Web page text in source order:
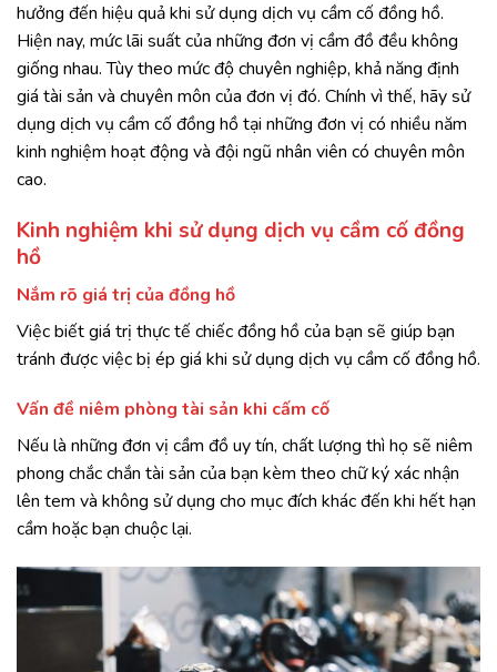
hưởng đến hiệu quả khi sử dụng dịch vụ cầm cố đồng hồ.
Hiện nay, mức lãi suất của những đơn vị cầm đồ đều không
giống nhau. Tùy theo mức độ chuyên nghiệp, khả năng định
giá tài sản và chuyên môn của đơn vị đó. Chính vì thế, hãy sử
dụng dịch vụ cầm cố đồng hồ tại những đơn vị có nhiều năm
kinh nghiệm hoạt động và đội ngũ nhân viên có chuyên môn
cao.
Kinh nghiệm khi sử dụng dịch vụ cầm cố đồng
hồ
Nắm rõ giá trị của đồng hồ
Việc biết giá trị thực tế chiếc đồng hồ của bạn sẽ giúp bạn
tránh được việc bị ép giá khi sử dụng dịch vụ cầm cố đồng hồ.
Vấn đề niêm phòng tài sản khi cấm cố
Nếu là những đơn vị cầm đồ uy tín, chất lượng thì họ sẽ niêm
phong chắc chắn tài sản của bạn kèm theo chữ ký xác nhận
lên tem và không sử dụng cho mục đích khác đến khi hết hạn
cầm hoặc bạn chuộc lại.